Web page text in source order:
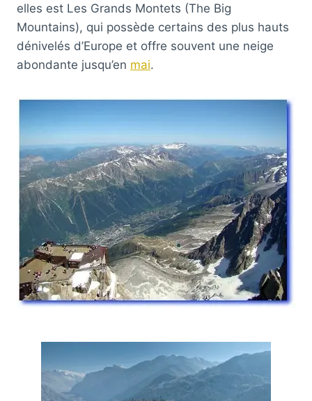
elles est Les Grands Montets (The Big
Mountains), qui possède certains des plus hauts
dénivelés d’Europe et offre souvent une neige
abondante jusqu’en mai.